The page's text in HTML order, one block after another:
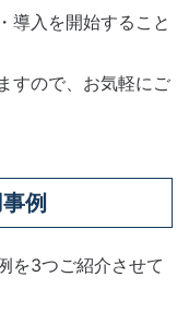
導入を開始すること
すので、お気軽にご
例
を3つご紹介させて